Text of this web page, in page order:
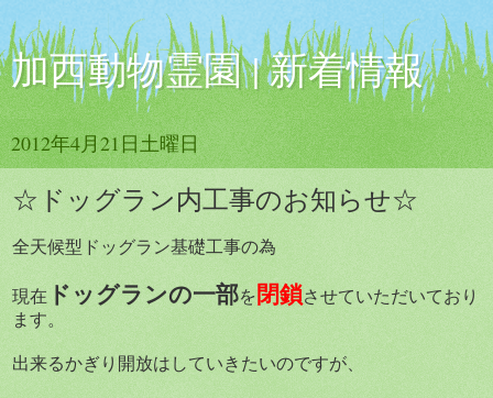
加西動物霊園 | 新着情報
2012年4月21日土曜日
☆ドッグラン内工事のお知らせ☆
全天候型ドッグラン基礎工事の為
現在 ドッグランの一部を閉鎖させていただいており
ます。
出来るかぎり開放はしていきたいのですが、